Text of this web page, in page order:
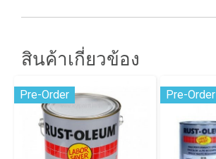
สินค้าเกี่ยวข้อง
Pre-Order Pre-Order